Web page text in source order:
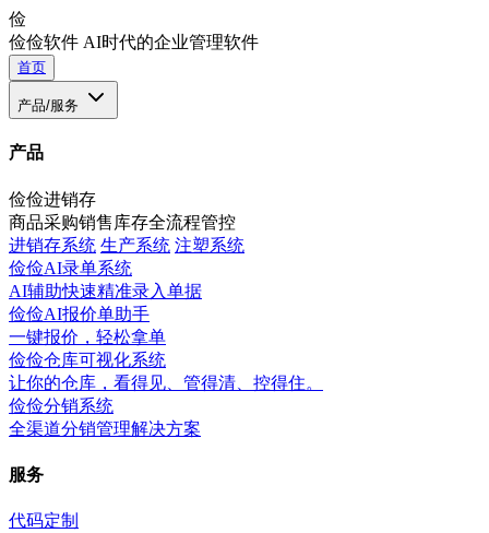
俭
俭俭软件 AI时代的企业管理软件
首页
产品/服务
产品
俭俭进销存
商品采购销售库存全流程管控
进销存系统 生产系统 注塑系统
俭俭AI录单系统
AI辅助快速精准录入单据
俭俭AI报价单助手
一键报价，轻松拿单
俭俭仓库可视化系统
让你的仓库，看得见、管得清、控得住。
俭俭分销系统
全渠道分销管理解决方案
服务
代码定制